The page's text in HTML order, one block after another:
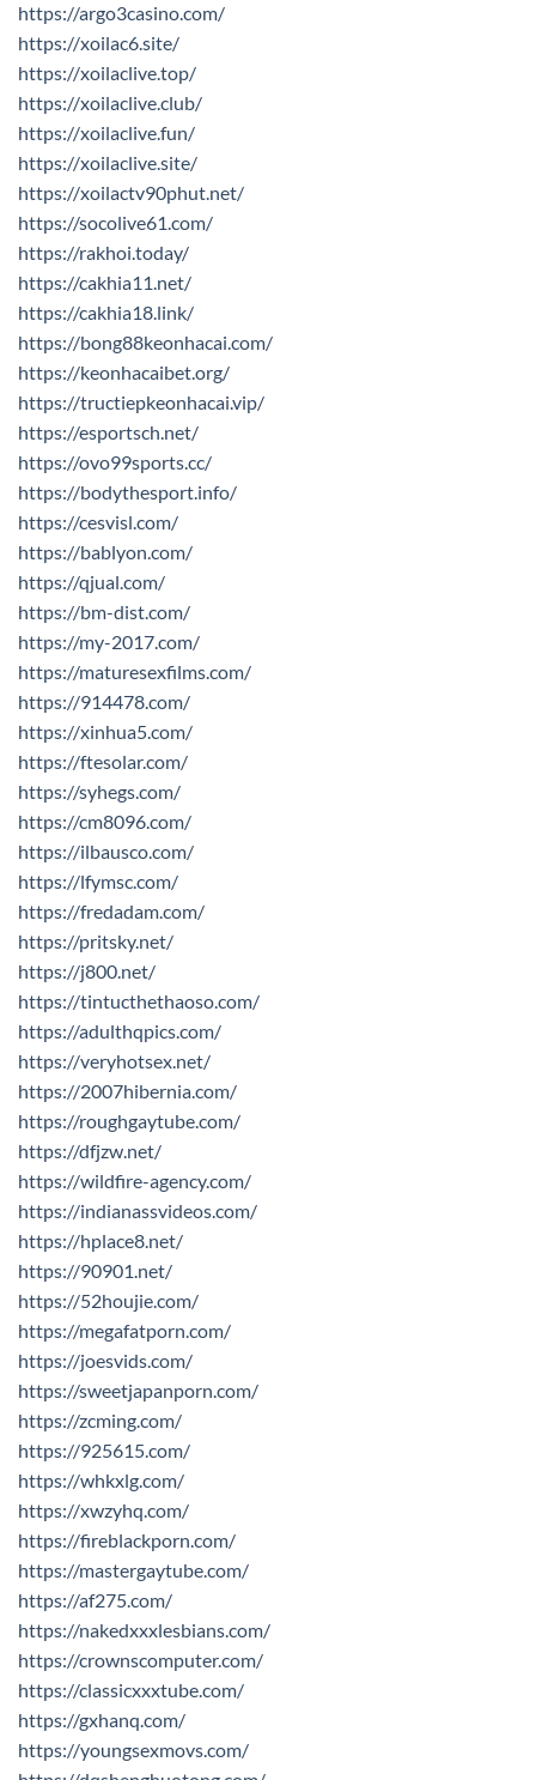
https://argo3casino.com/
https://xoilac6.site/
https://xoilaclive.top/
https://xoilaclive.club/
https://xoilaclive.fun/
https://xoilaclive.site/
https://xoilactv90phut.net/
https://socolive61.com/
https://rakhoi.today/
https://cakhia11.net/
https://cakhia18.link/
https://bong88keonhacai.com/
https://keonhacaibet.org/
https://tructiepkeonhacai.vip/
https://esportsch.net/
https://ovo99sports.cc/
https://bodythesport.info/
https://cesvisl.com/
https://bablyon.com/
https://qjual.com/
https://bm-dist.com/
https://my-2017.com/
https://maturesexfilms.com/
https://914478.com/
https://xinhua5.com/
https://ftesolar.com/
https://syhegs.com/
https://cm8096.com/
https://ilbausco.com/
https://lfymsc.com/
https://fredadam.com/
https://pritsky.net/
https://j800.net/
https://tintucthethaoso.com/
https://adulthqpics.com/
https://veryhotsex.net/
https://2007hibernia.com/
https://roughgaytube.com/
https://dfjzw.net/
https://wildfire-agency.com/
https://indianassvideos.com/
https://hplace8.net/
https://90901.net/
https://52houjie.com/
https://megafatporn.com/
https://joesvids.com/
https://sweetjapanporn.com/
https://zcming.com/
https://925615.com/
https://whkxlg.com/
https://xwzyhq.com/
https://fireblackporn.com/
https://mastergaytube.com/
https://af275.com/
https://nakedxxxlesbians.com/
https://crownscomputer.com/
https://classicxxxtube.com/
https://gxhanq.com/
https://youngsexmovs.com/